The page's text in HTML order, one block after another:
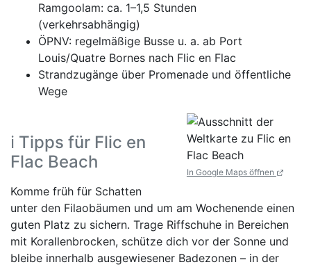
Ramgoolam: ca. 1–1,5 Stunden
(verkehrsabhängig)
ÖPNV: regelmäßige Busse u. a. ab Port
Louis/Quatre Bornes nach Flic en Flac
Strandzugänge über Promenade und öffentliche
Wege
In Google Maps öffnen
ℹ️ Tipps für Flic en
Flac Beach
Komme früh für Schatten
unter den Filaobäumen und um am Wochenende einen
guten Platz zu sichern. Trage Riffschuhe in Bereichen
mit Korallenbrocken, schütze dich vor der Sonne und
bleibe innerhalb ausgewiesener Badezonen – in der